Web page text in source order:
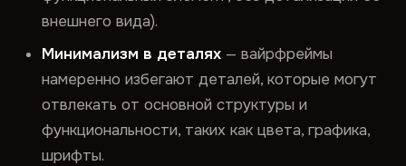
внешнего вида).
Минимализм в деталях — вайрфреймы
намеренно избегают деталей, которые могут
отвлекать от основной структуры и
функциональности, таких как цвета, графика,
шрифты.